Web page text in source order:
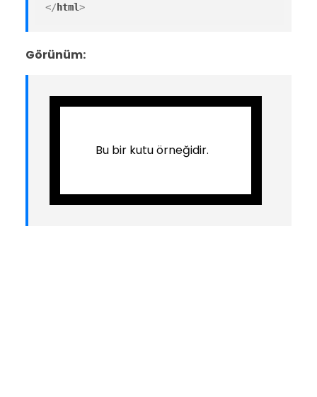
</ html>
Görünüm:
Bu bir kutu örneğidir.